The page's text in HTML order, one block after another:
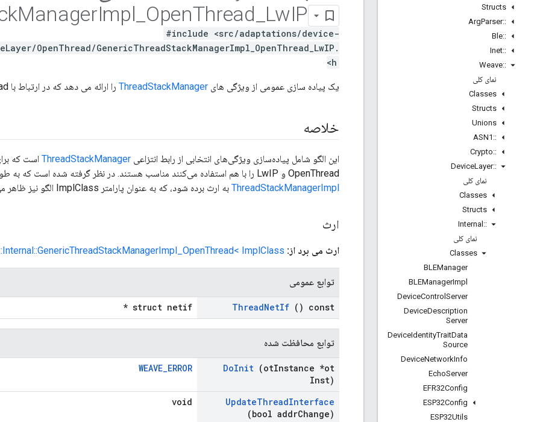
Structs
::
ArgParser
::
Ble
::
Inet
::
Weave
نمای کلی
Classes
Structs
Unions
::
ASN1
::
Crypto
::
DeviceLayer
نمای کلی
Classes
Structs
::
Internal
نمای کلی
Classes
BLEManager
BLEManagerImpl
DeviceControl Server
DeviceDescription
Server
DeviceIdentityTraitData
Source
DeviceNetworkInfo
EchoServer
EFR32Config
ESP32Config
ESP32Utils
ManagerImpl OpenThread LwIP
#include <src/adaptations/device-
OpenThread/GenericThreadStackManagerImpl_OpenThread_LwIP.
h>
یک پیاده سازی عمومی از ویژگی های ThreadStackManager را ارائه می دهد که در ارتباط با OpenThread و LwIP کار می کند.
خلاصه
این الگو شامل پیاده‌سازی ویژگی‌های انتخابی از رابط انتزاعی ThreadStackManager است که
OpenThread و LwIP را با هم استفاده می‌کنند مناسب هستند. در نظر گرفته شده است که به طور مستقیم یا غیرمستقیم توسط کلاس
ThreadStackManagerImpl به ارث برده شود، که به عنوان پارامتر ImplClass الگو نیز ظاهر می شود.
ارث
ارث می برد از: ImplClass >
توابع عمومی
ThreadNetIf () const
struct netif *
توابع محافظت شده
DoInit (otInstance *ot
Inst)
WEAVE_ERROR
UpdateThreadInterface
(bool addrChange)
void